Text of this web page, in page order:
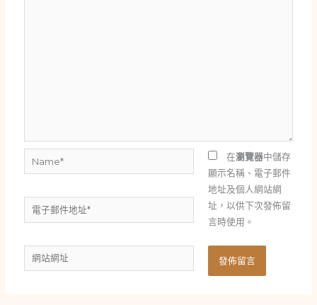
電
子
件
地
網
站
在瀏覽器中儲存
顯示名稱、電子郵件
地址及個人網站網
址，以供下次發佈留
言時使用。